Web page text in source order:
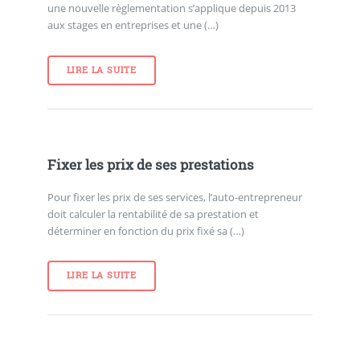
une nouvelle règlementation s’applique depuis 2013
aux stages en entreprises et une (…)
LIRE LA SUITE
Fixer les prix de ses prestations
Pour fixer les prix de ses services, l’auto-entrepreneur
doit calculer la rentabilité de sa prestation et
déterminer en fonction du prix fixé sa (…)
LIRE LA SUITE